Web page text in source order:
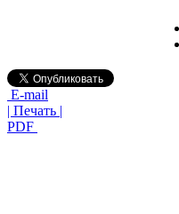
E-mail
| Печать |
PDF